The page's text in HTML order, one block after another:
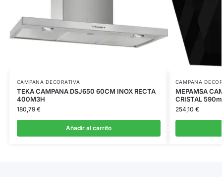
CAMPANA DECORATIVA
TEKA CAMPANA DSJ650 60CM INOX RECTA
400M3H
180,79 €
Añadir al carrito
CAMPANA
MEPAMSA
CRISTAL
254,10 €